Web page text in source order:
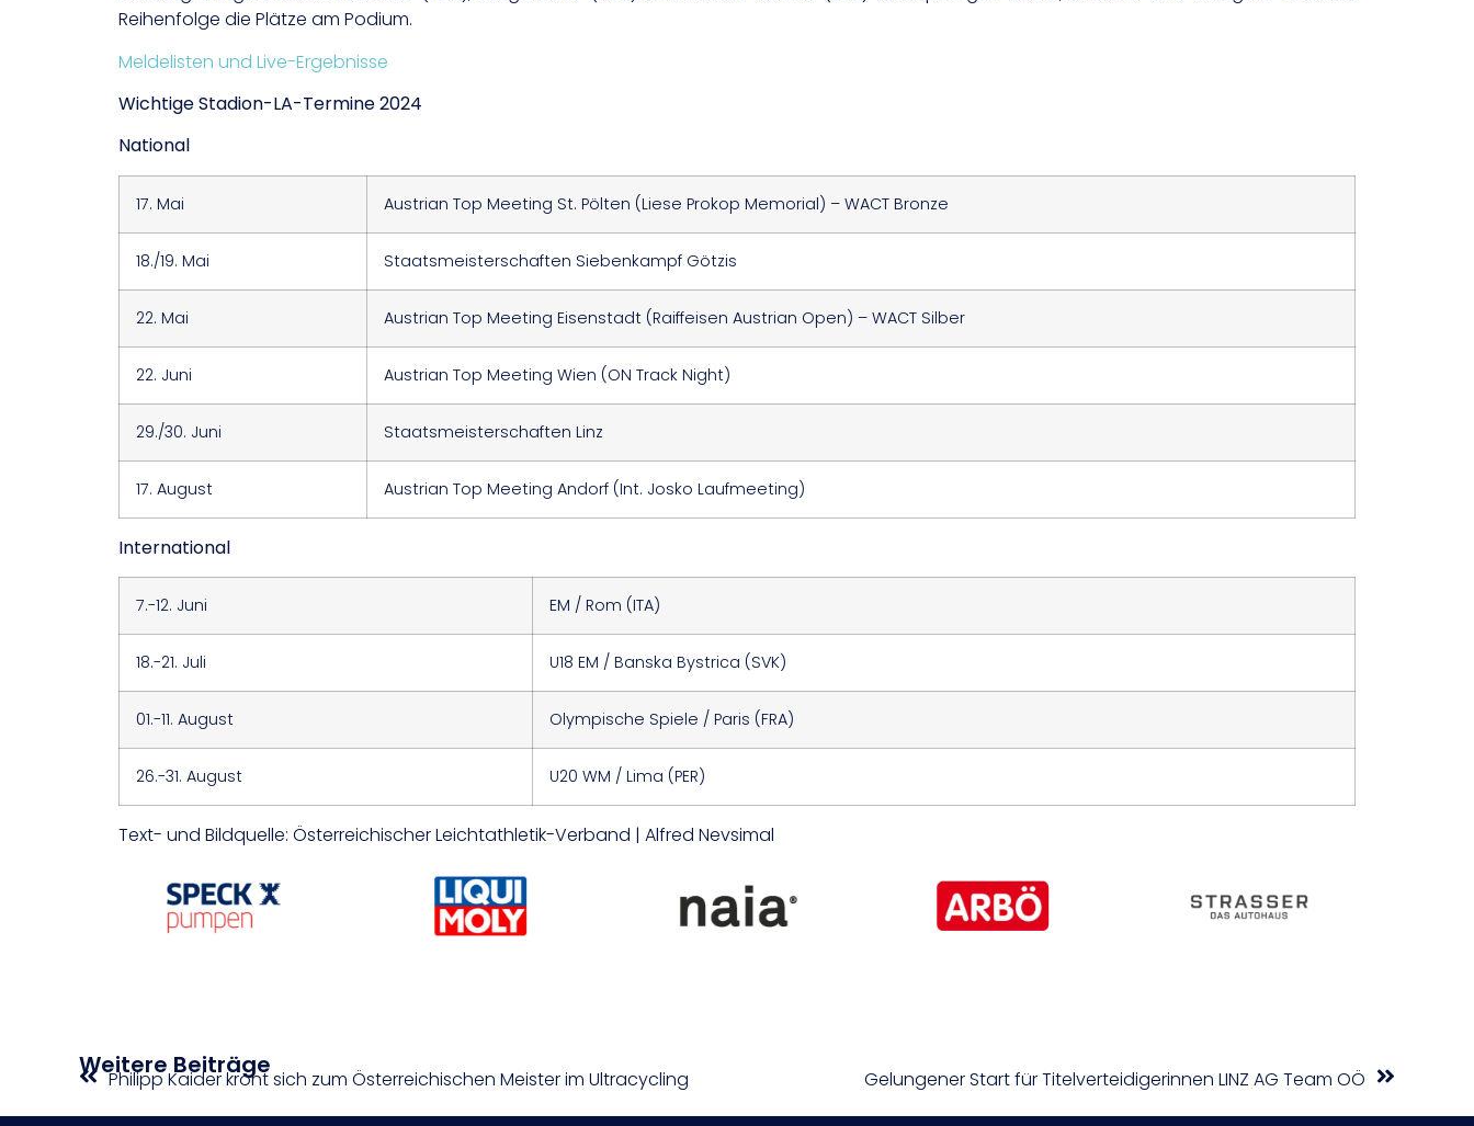
Reihenfolge die Plätze am Podium.
Meldelisten und Live-Ergebnisse
Wichtige Stadion-LA-Termine 2024
National
17. Mai Austrian Top Meeting St. Pölten (Liese Prokop Memorial) – WACT Bronze
18./19. Mai Staatsmeisterschaften Siebenkampf Götzis
22. Mai Austrian Top Meeting Eisenstadt (Raiffeisen Austrian Open) – WACT Silber
22. Juni Austrian Top Meeting Wien (ON Track Night)
29./30. Juni Staatsmeisterschaften Linz
17. August Austrian Top Meeting Andorf (Int. Josko Laufmeeting)
International
7.-12. Juni EM / Rom (ITA)
18.-21. Juli U18 EM / Banska Bystrica (SVK)
01.-11. August Olympische Spiele / Paris (FRA)
26.-31. August U20 WM / Lima (PER)
Text- und Bildquelle: Österreichischer Leichtathletik-Verband | Alfred Nevsimal
Weitere Beiträge
Philipp Kaider krönt sich zum Österreichischen Meister im Ultracycling Gelungener Start für Titelverteidigerinnen LINZ AG Team OÖ